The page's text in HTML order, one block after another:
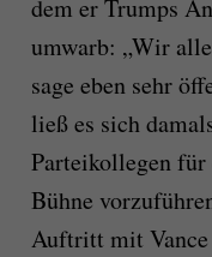
dem er Trumps
umwarb: „Wir
sage eben sehr
ließ es sich
Parteikollegen für
Bühne
Auftritt mit